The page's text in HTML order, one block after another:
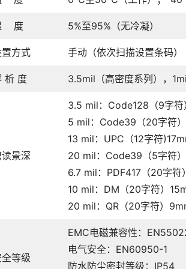
度 5%至95%（无冷凝）
方式 手动（依次扫描设置条码）
析 度 3.5mil（高密度系列），
景深
3.5 mil：Code128（9字
5 mil：Code39（20字符
13 mil：UPC（12字符
20 mil：Code39（5字符
6.7 mil：PDF417（20字
10 mil：DM（20字符）
20 mil：QR（20字符）
等级
EMC电磁兼容性：
电气安全：EN60950-1
防水防尘密封等级：IP54